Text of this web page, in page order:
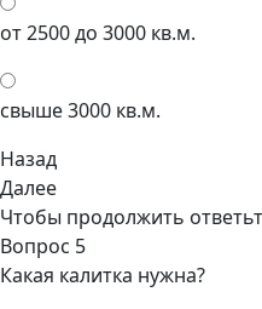
от 2500 до 3000 кв.м.
свыше 3000 кв.м.
Назад
Далее
Чтобы продолжить
Вопрос 5
Какая калитка нужна?